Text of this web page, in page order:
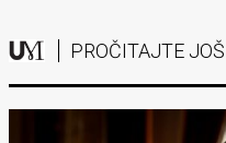
PROČITAJTE JOŠ